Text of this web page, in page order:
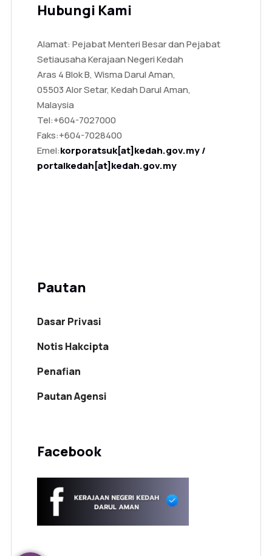
Hubungi Kami
Alamat: Pejabat Menteri Besar dan Pejabat
Setiausaha Kerajaan Negeri Kedah
Aras 4 Blok B, Wisma Darul Aman,
05503 Alor Setar, Kedah Darul Aman,
Malaysia
Tel:+604-7027000
Faks:+604-7028400
Emel:korporatsuk[at]kedah.gov.my /
portalkedah[at]kedah.gov.my
Pautan
Dasar Privasi
Notis Hakcipta
Penafian
Pautan Agensi
Facebook